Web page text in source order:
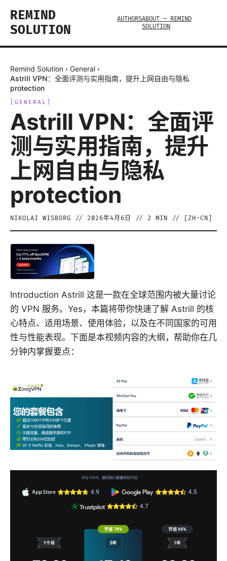
REMIND
SOLUTION
AUTHORSABOUT — REMIND
SOLUTION
Remind Solution › General ›
Astrill VPN：全面评测与实用指南，提升上网自由与隐私
protection
GENERAL
Astrill VPN：全面评
测与实用指南，提升
上网自由与隐私
protection
NIKOLAI WISBORG // 2026年4月6日 // 2 MIN // [ ZH-CN
Introduction Astrill 这是一款在全球范围内被大量讨论
的 VPN 服务。Yes，本篇将带你快速了解 Astrill 的核
心特点、适用场景、使用体验，以及在不同国家的可用
性与性能表现。下面是本视频内容的大纲，帮助你在几
分钟内掌握要点：